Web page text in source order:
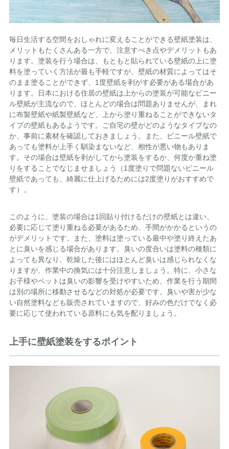
毎日生活する空間をおしゃれに変えることができる壁紙塗装は、
メリットもたくさんある一方で、注意すべき点やデメリットもあ
ります。塗装を行う場合は、もともと貼られている壁紙の上に塗
料を塗っていく方法が最も手軽ですが、壁紙の材質によってはそ
のまま塗ることができず、1度壁紙を剥がす必要がある場合があ
ります。日本における住居の壁紙は上からの塗装が可能なビニー
ル壁紙が主流なので、ほとんどの場合は問題ありませんが、まれ
に布製壁紙や紙製壁紙など、上から塗り重ねることができないタ
イプの壁紙もあるようです。ご自宅の壁がどのようなタイプなの
か、事前に素材を確認しておきましょう。また、ビニール壁紙で
あっても塗料が上手く馴染まないなど、相性が悪い物もありま
す。その場合は壁紙を剥がしてから塗装をするか、何度か重ね塗
りをすることでなじませましょう（1度塗りで問題ないビニール
壁紙であっても、綺麗に仕上げるためには2度塗りがおすすめで
す）。
このように、塗装の場合は1回貼り付けるだけの壁紙とは違い、
必要に応じて塗り重ねる必要があるため、手間がかかるというの
がデメリットです。また、塗料は塗っている最中や塗り終えたあ
とに臭いを感じる場合があります。臭いの度合いは塗料の種類に
よっても異なり、乾燥した後にはほとんど臭いは感じられなくな
りますが、作業中の換気には十分注意しましょう。特に、小さな
お子様やペットは臭いの影響を受けやすいため、作業を行う期間
は別の場所に移動させるなどの対処が必要です。臭いや害が少な
い自然塗料なども販売されていますので、好みの色だけでなく必
要に応じて使われている原料にも気を配りましょう。
上手に壁紙塗装をするポイント